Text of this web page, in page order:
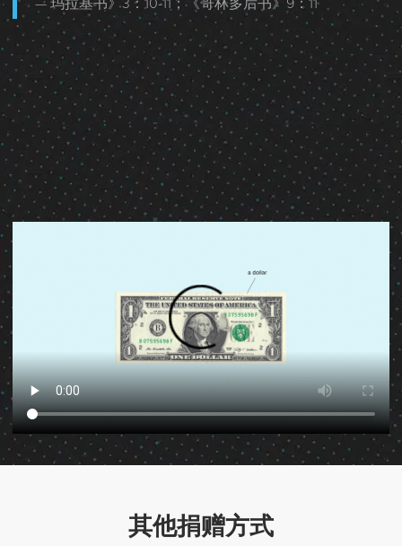
一美元的道路
了解奉献给高峰会的每一美元的去向。
其他捐赠方式